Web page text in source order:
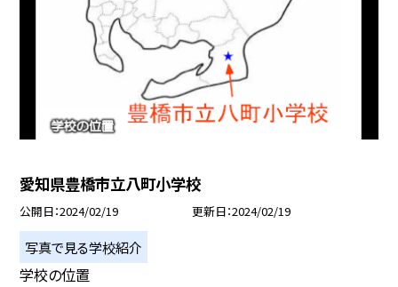
愛知県豊橋市立八町小学校
公開日 2024/02/19 更新日 2024/02/19
写真で見る学校紹介
学校の位置